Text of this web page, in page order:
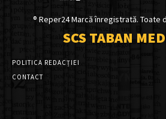
® Reper24 Marcă înregistrată.
SCS TABAN
POLITICA REDACȚIEI
CONTACT